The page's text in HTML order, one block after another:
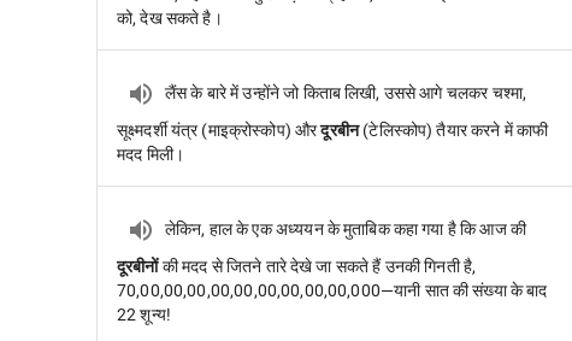
को, देख सकते है।
लैंस के बारे में उन्होंने जो किताब लिखी, उससे आगे चलकर चश्मा,
सूक्ष्मदर्शी यंत्र (माइक्रोस्कोप) औरदूरबीन(टेलिस्कोप) तैयार करने में काफी
मदद मिली।
लेकिन, हाल के एक अध्ययन के मुताबिक कहा गया है कि आज की
दूरबीनोंकी मदद से जितने तारे देखे जा सकते हैं उनकी गिनती है,
70,00,00,00,00,00,00,00,00,00,000—यानी सात की संख्या के बाद
22 शून्य!